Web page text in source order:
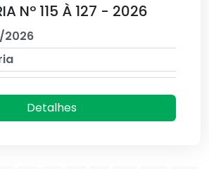
Nº 115 À 127 - 2026
2026
Detalhes